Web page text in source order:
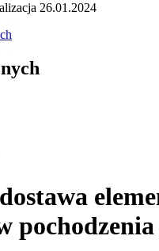
26.01.2024